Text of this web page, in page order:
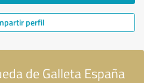
perfil
de Galleta España